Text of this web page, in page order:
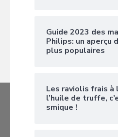
Guide 2023 des
Philips: un aperçu
plus populaires
Les raviolis frais à
l’huile de truffe,
smique !